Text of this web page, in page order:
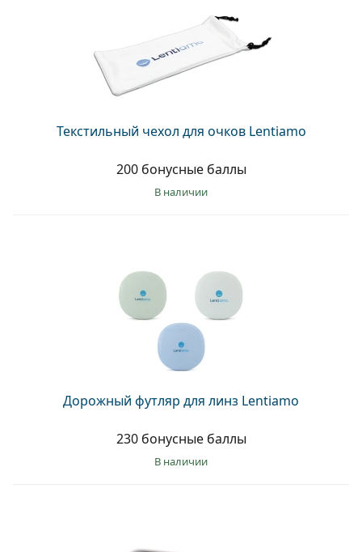
Текстильный чехол для очков Lentiamo
200 бонусные баллы
в наличии
Дорожный футляр для линз Lentiamo
230 бонусные баллы
в наличии